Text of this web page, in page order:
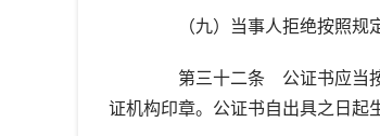
（九）当事人拒绝按照规定
第三十二条 公证书应当按
证机构印章。公证书自出具之日起